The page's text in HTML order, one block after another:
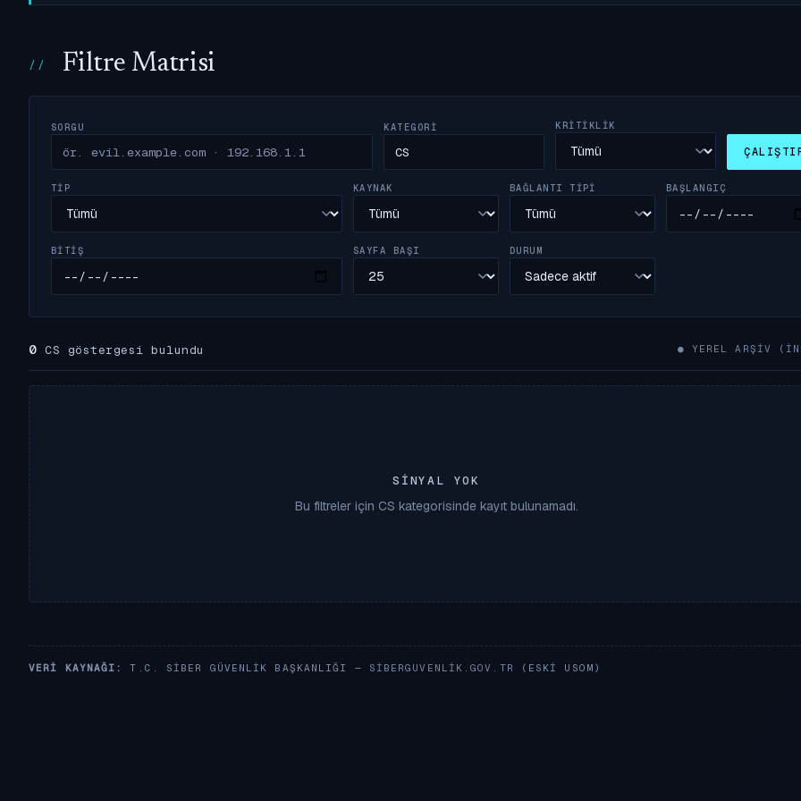
Filtre Matrisi
SORGU KATEGORI KRITIKLIK
TIP KAYNAK BAĞLANTI TIPI BAŞLANGIÇ
BITIŞ SAYFA BAŞI DURUM
0 CS göstergesi bulundu ● YEREL ARŞIV
SINYAL YOK
Bu filtreler için CS kategorisinde kayıt bulunamadı.
VERI KAYNAĞI: T.C. SIBER GÜVENLIK BAŞKANLIĞI — SIBERGUVENLIK.GOV.TR (ESKI USOM)